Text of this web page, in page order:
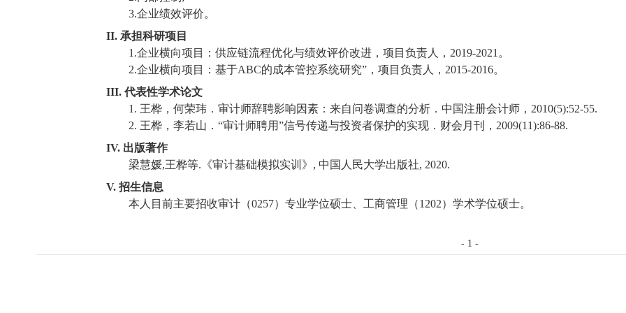
3.企业绩效评价。
II. 承担科研项目
1.企业横向项目：供应链流程优化与绩效评价改进，项目负责人， 2019-2021 。
2.企业横向项目：基于ABC的成本管控系统研究” ，项目负责人， 2015-2016。
III. 代表性学术论文
1. 王桦，何荣玮．审计师辞聘影响因素：来自问卷调查的分析．中国注册会计师， 2010(5):52-55.
2. 王桦，李若山． “审计师聘用”信号传递与投资者保护的实现．财会月刊， 2009(11):86-88.
IV. 出版著作
梁慧媛,王桦等. 《审计基础模拟实训》 , 中国人民大学出版社, 2020.
V. 招生信息
本人目前主要招收审计（0257）专业学位硕士、工商管理（1202）学术学位硕士。
- 1 -